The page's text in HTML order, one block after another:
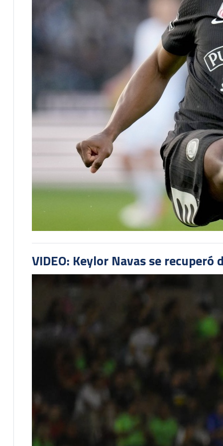
VIDEO: Keylor Navas se